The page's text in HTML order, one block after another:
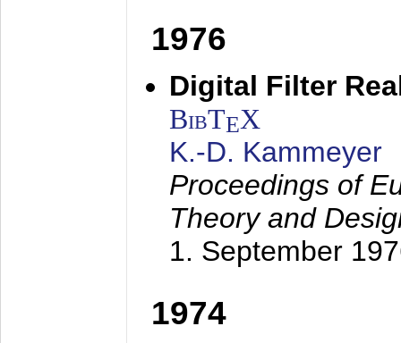
1976
Digital Filter
BibTEX
K.-D. Kammeyer
Proceedings of
Theory and
1. September
1974